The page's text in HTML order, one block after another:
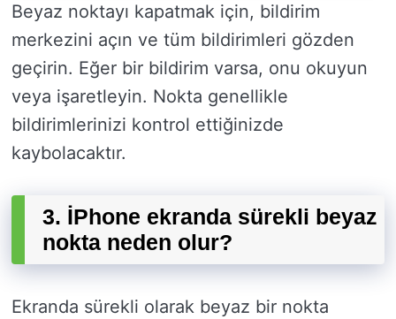
Beyaz noktayı kapatmak için, bildirim
merkezini açın ve tüm bildirimleri gözden
geçirin. Eğer bir bildirim varsa, onu okuyun
veya işaretleyin. Nokta genellikle
bildirimlerinizi kontrol ettiğinizde
kaybolacaktır.
3. İPhone ekranda sürekli beyaz
nokta neden olur?
Ekranda sürekli olarak beyaz bir nokta